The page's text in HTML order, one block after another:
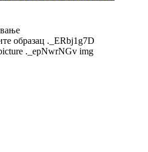
образац ._ERbj1g7D
._epNwrNGv img